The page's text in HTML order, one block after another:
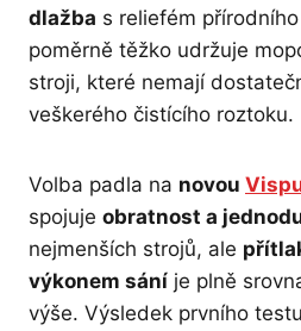
dlažba s reliefém
poměrně těžko udržuje
stroji, které nemají
veškerého čistícího roztoku.
Volba padla na novou
spojuje obratnost a
nejmenších strojů, ale
výkonem sání je plně
výše. Výsledek prvního